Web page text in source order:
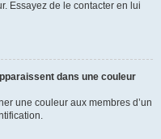
Essayez de le contacter en lui
dans une couleur
une couleur aux membres d’un